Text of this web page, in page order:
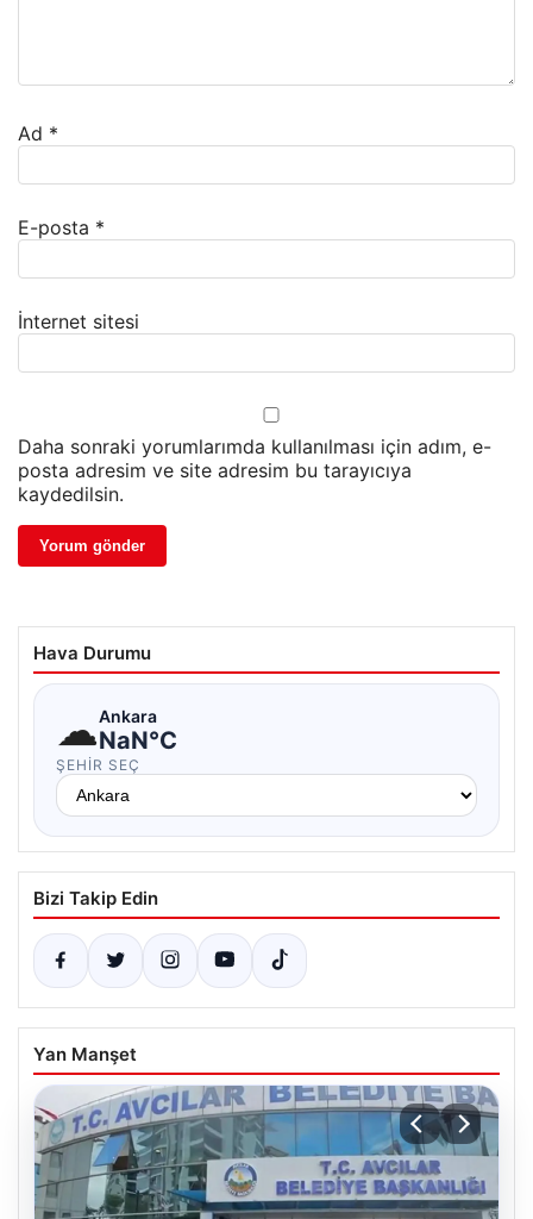
Ad *
E-posta *
İnternet sitesi
Daha sonraki yorumlarımda kullanılması için adım, e-
posta adresim ve site adresim bu tarayıcıya
kaydedilsin.
Hava Durumu
☁Ankara
NaN°C
ŞEHIR SEÇ
Bizi Takip Edin
Yan Manşet